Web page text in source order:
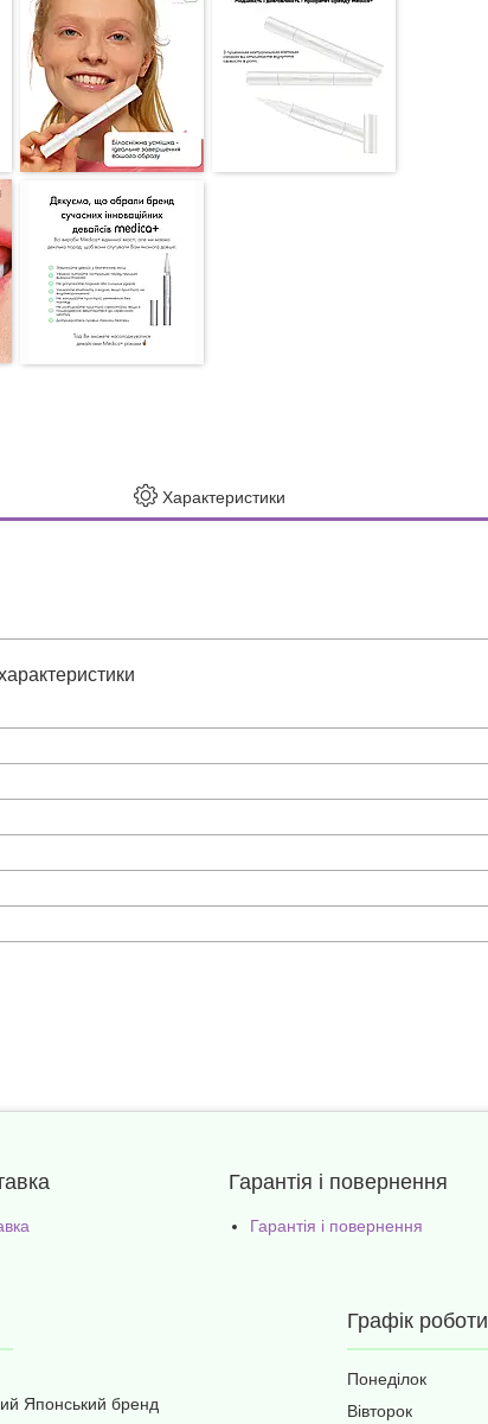
Характеристики
Гарантія і повернення
Гарантія і повернення
Японський бренд
Графік роботи
Понеділок
Вівторок